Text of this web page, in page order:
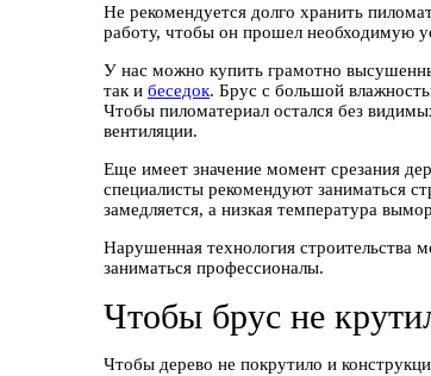
Не рекомендуется долго хранить
работу, чтобы он прошел необходимую
У нас можно купить грамотно
так и беседок. Брус с большой
Чтобы пиломатериал остался без
вентиляции.
Еще имеет значение момент срезания
специалисты рекомендуют заниматься
замедляется, а низкая температура
Нарушенная технология строительства
заниматься профессионалы.
Чтобы брус не
Чтобы дерево не покрутило и